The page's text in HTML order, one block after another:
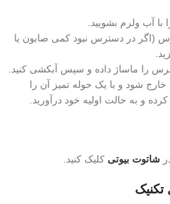
با آب ولرم بشویید.
(اگر در دسترس نبود کمی صابون یا
برس را ماساژ داده و سپس آبکشی کنید.
خارج شود و با یک حوله تمیز آن را
و به حالت اولیه خود درآورید.
شاتوت بیوتی کلیک کنید.